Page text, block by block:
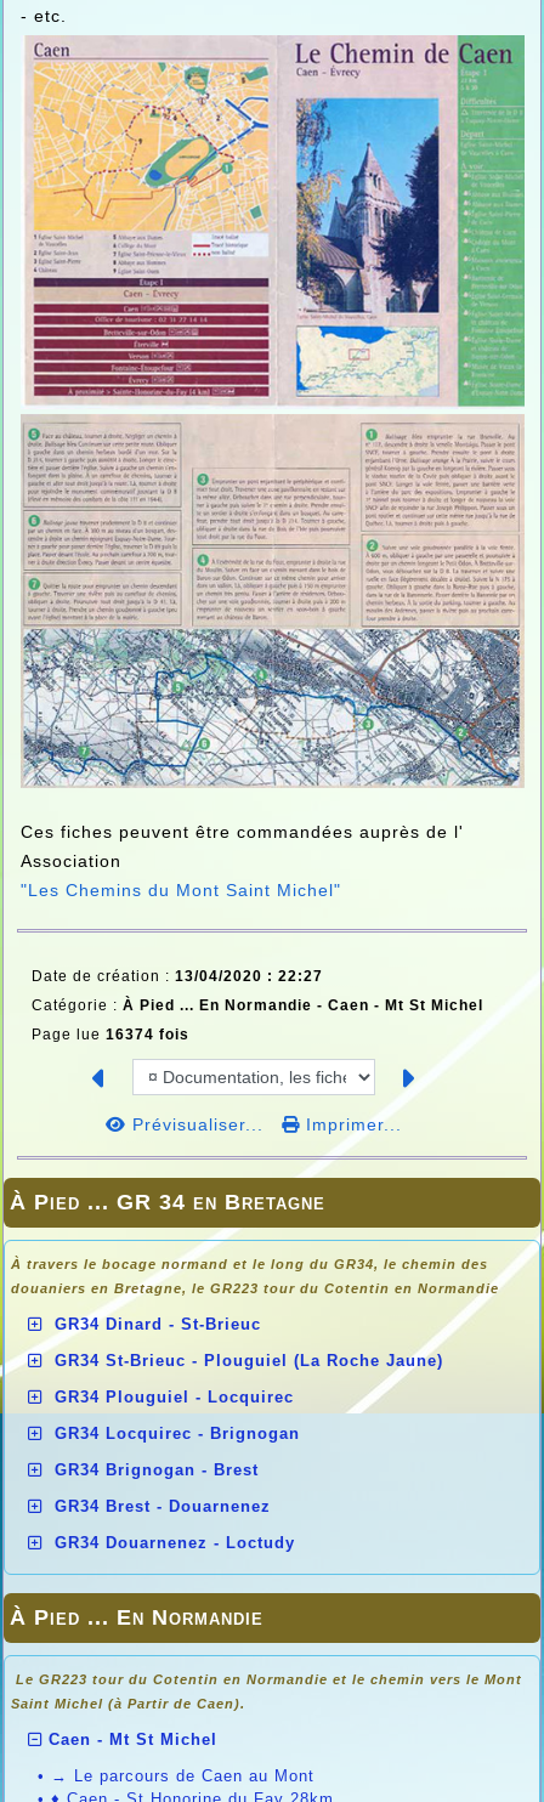
À Pied ... GR 34 en Bretagne
À travers le bocage normand et le long du GR34, le chemin des
douaniers en Bretagne, le GR223 tour du Cotentin en Normandie
GR34 Dinard - St-Brieuc
GR34 St-Brieuc - Plouguiel (La Roche Jaune)
GR34 Plouguiel - Locquirec
GR34 Locquirec - Brignogan
GR34 Brignogan - Brest
GR34 Brest - Douarnenez
GR34 Douarnenez - Loctudy
À Pied ... En Normandie
Le GR223 tour du Cotentin en Normandie et le chemin vers le Mont
Saint Michel (à Partir de Caen).
Caen - Mt St Michel
• → Le parcours de Caen au Mont
- etc.
Ces fiches peuvent être commandées auprès de l'
Association
"Les Chemins du Mont Saint Michel"
Date de création : 13/04/2020 : 22:27
Catégorie : À Pied ... En Normandie - Caen - Mt St Michel
Page lue 16374 fois
Prévisualiser... Imprimer...